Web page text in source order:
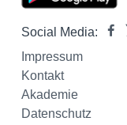
Social Media:
Impressum
Kontakt
Akademie
Datenschutz